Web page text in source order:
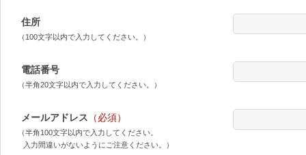
住所
（100文字以内で入力してください。）
電話番号
（半角20文字以内で入力してください。）
メールアドレス （必須）
（半角100文字以内で入力してください。
入力間違いがないようにご注意ください。）